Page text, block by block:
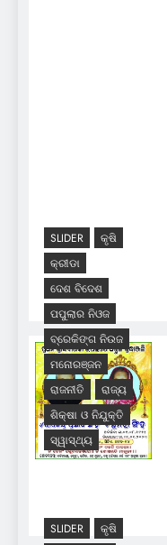
SLIDER
କୃଷି
କ୍ରୀଡା
ଦେଶ ବିଦେଶ
ପପୁଲାର ନିଓଜ
ବ୍ରେକିଙ୍ଗ ନିଉଜ
ମନୋରଞ୍ଜନ
ରାଜନୀତି
ରାଜ୍ୟ
ଶିକ୍ଷା ଓ ନିଯୁକ୍ତି
ସ୍ୱାସ୍ଥ୍ୟ
SLIDER
କୃଷି